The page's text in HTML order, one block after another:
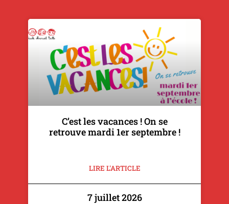
C’est les vacances ! On se
retrouve mardi 1er septembre !
LIRE L'ARTICLE
7 juillet 2026